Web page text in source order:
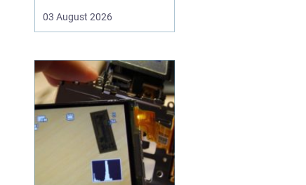
hverdag, din selvtillid og
duleder efter tandlæge
vesterbro, møder du
derfor mange
valgmuligheder m...
03 August 2026